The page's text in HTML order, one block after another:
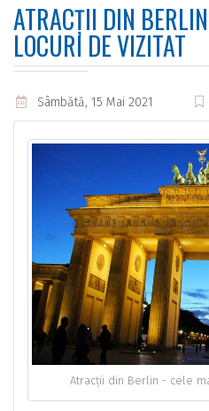
ATRACȚII DIN
LOCURI DE VIZITAT
Sâmbătă, 15 Mai 2021
Atracții din Berlin - cele